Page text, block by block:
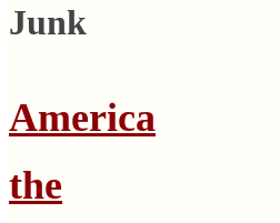
Junk
America
the